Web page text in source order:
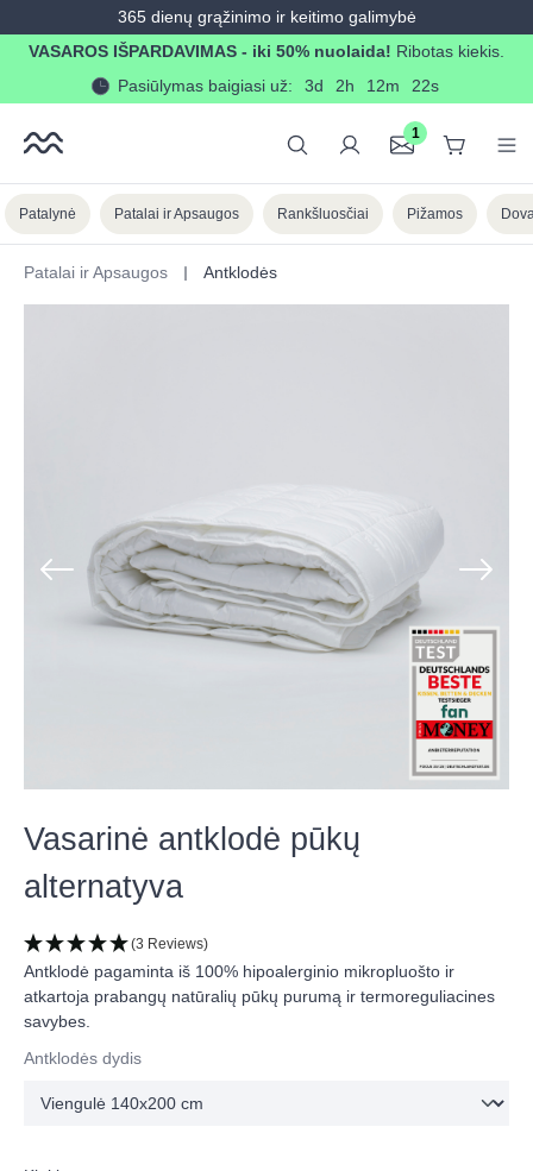
365 dienų grąžinimo ir keitimo galimybė
VASAROS IŠPARDAVIMAS - iki 50% nuolaida! Ribotas kiekis.
Pasiūlymas baigiasi už:
3d 2h 12m 22s
1
Patalynė Patalai ir Apsaugos Rankšluosčiai Pižamos
Patalai ir Apsaugos Antklodės
Vasarinė antklodė pūkų
alternatyva
(3 Reviews)
Antklodė pagaminta iš 100% hipoalerginio mikropluošto ir
atkartoja prabangų natūralių pūkų purumą ir termoreguliacines
savybes.
Antklodės dydis